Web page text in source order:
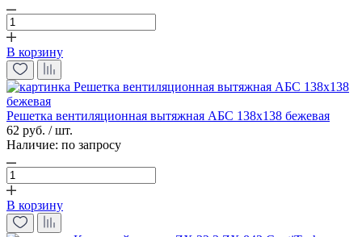
В корзину
Решетка вентиляционная вытяжная АБС 138х138 бежевая
62 руб. / шт.
Наличие: по запросу
В корзину